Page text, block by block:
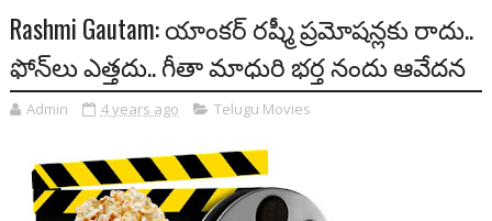
Rashmi Gautam: యాంకర్ రష్మీ ప్రమోషన్లకు రాదు..
ఫోన్‌లు ఎత్తదు.. గీతా మాధురి భర్త నందు ఆవేదన
Admin 4 years ago Telugu Movies